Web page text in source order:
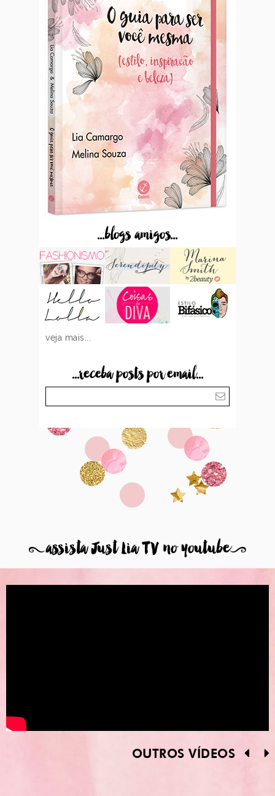
...blogs amigos...
veja mais...
...receba posts por email...
8assista Just Lia TV no youtube9
OUTROS VÍDEOS